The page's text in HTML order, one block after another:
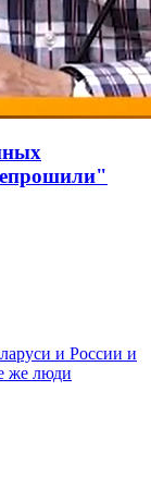
и России и
же люди